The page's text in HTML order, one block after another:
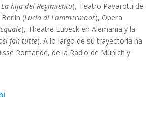
La hija del Regimiento), Teatro Pavarotti de
(Lucia di Lammermoor), Opera
), Theatre Lübeck en Alemania y la
fan tutte). A lo largo de su trayectoria ha
Romande, de la Radio de Munich y